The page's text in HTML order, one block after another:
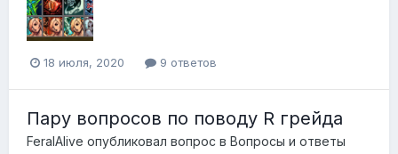
18 июля, 2020 9 ответов
Пару вопросов по поводу R грейда
FeralAlive опубликовал вопрос в Вопросы и ответы